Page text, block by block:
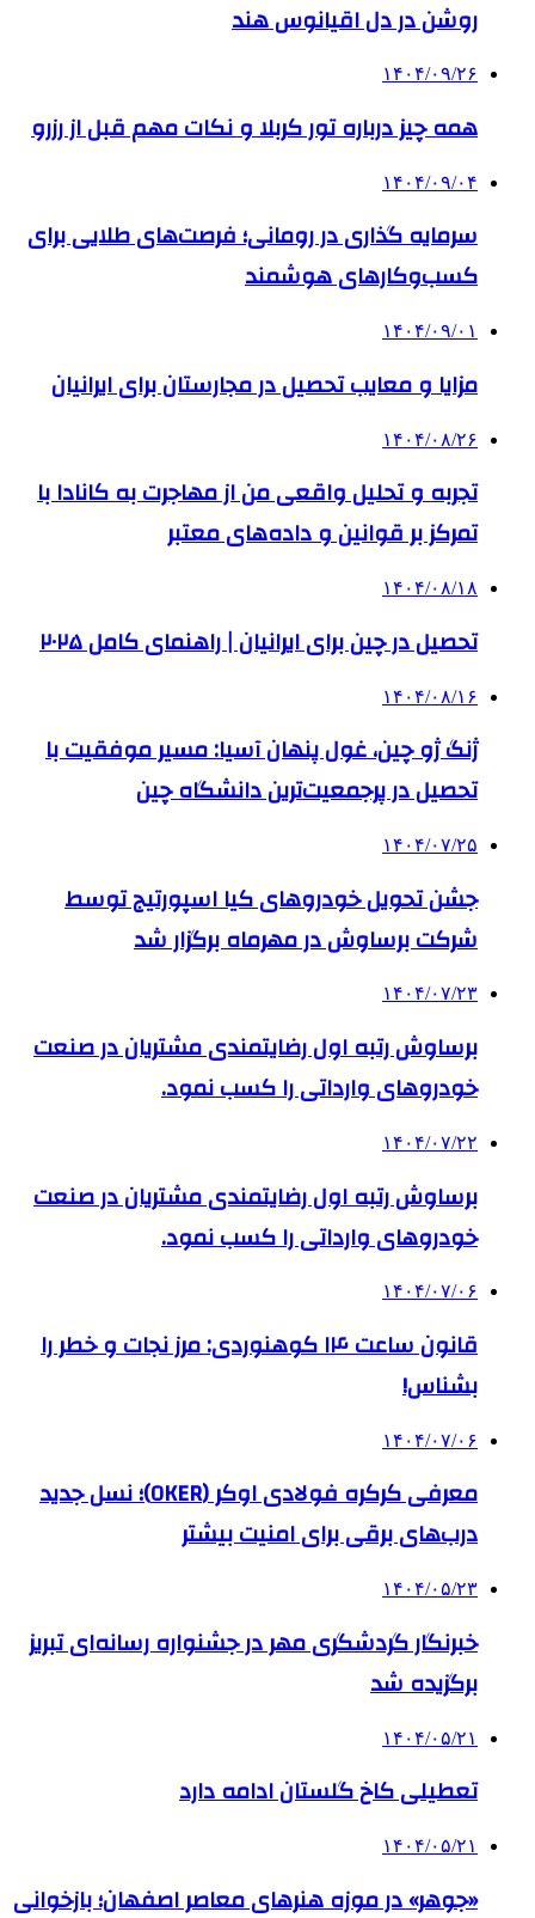
روشن در دل اقیانوس ‌هند
۱۴۰۴/۰۹/۲۶
همه چیز درباره تور کربلا و نکات مهم قبل از رزرو
۱۴۰۴/۰۹/۰۴
سرمایه گذاری در رومانی؛ فرصت‌های طلایی برای
کسب‌وکارهای هوشمند
۱۴۰۴/۰۹/۰۱
مزایا و معایب تحصیل در مجارستان برای ایرانیان
۱۴۰۴/۰۸/۲۶
تجربه و تحلیل واقعی من از مهاجرت به کانادا با
تمرکز بر قوانین و داده‌های معتبر
۱۴۰۴/۰۸/۱۸
تحصیل در چین برای ایرانیان | راهنمای کامل ۲۰۲۵
۱۴۰۴/۰۸/۱۶
ژنگ ژو چین، غول پنهان آسیا: مسیر موفقیت با
تحصیل در پرجمعیت‌ترین دانشگاه چین
۱۴۰۴/۰۷/۲۵
جشن تحویل خودروهای کیا اسپورتیج توسط
شرکت برساوش در مهرماه برگزار شد
۱۴۰۴/۰۷/۲۳
برساوش رتبه اول رضایتمندی مشتریان در صنعت
خودروهای وارداتی را کسب نمود.
۱۴۰۴/۰۷/۲۲
برساوش رتبه اول رضایتمندی مشتریان در صنعت
خودروهای وارداتی را کسب نمود.
۱۴۰۴/۰۷/۰۶
قانون ساعت ۱۴ کوهنوردی: مرز نجات و خطر را
بشناس!
۱۴۰۴/۰۷/۰۶
معرفی کرکره فولادی اوکر (OKER)؛ نسل جدید
درب‌های برقی برای امنیت بیشتر
۱۴۰۴/۰۵/۲۳
خبرنگار گردشگری مهر در جشنواره رسانه‌ای تبریز
برگزیده شد
۱۴۰۴/۰۵/۲۱
تعطیلی کاخ گلستان ادامه دارد
۱۴۰۴/۰۵/۲۱
«جوهر» در موزه هنرهای معاصر اصفهان؛ بازخوانی